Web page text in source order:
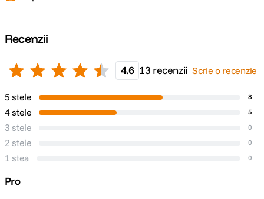
Recenzii
4.6 13 recenzii Scrie o recenzie
5 stele 8
4 stele 5
3 stele 0
2 stele 0
1 stea 0
Pro